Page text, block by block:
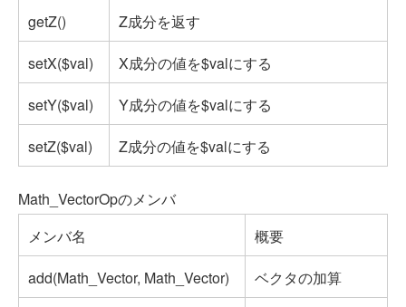
getZ()
Z成分を返す
setX($val)
X成分の値を$valにする
setY($val)
Y成分の値を$valにする
setZ($val)
Z成分の値を$valにする
Math_VectorOpのメンバ
メンバ名
概要
add(Math_Vector, Math_Vector)
ベクタの加算